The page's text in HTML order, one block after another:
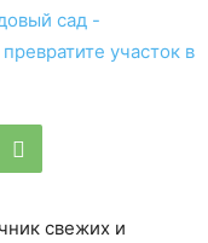
свежих и